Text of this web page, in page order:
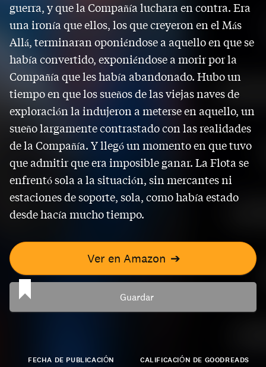
guerra, y que la Compañía luchara en contra. Era
una ironía que ellos, los que creyeron en el Más
Allá, terminaran oponiéndose a aquello en que se
había convertido, exponiéndose a morir por la
Compañía que les había abandonado. Hubo un
tiempo en que los sueños de las viejas naves de
exploración la indujeron a meterse en aquello, un
sueño largamente contrastado con las realidades
de la Compañía. Y llegó un momento en que tuvo
que admitir que era imposible ganar. La Flota se
enfrentó sola a la situación, sin mercantes ni
estaciones de soporte, sola, como había estado
desde hacía mucho tiempo.
Ver en Amazon ➔
Guardar
FECHA DE PUBLICACIÓN CALIFICACIÓN DE GOODREADS